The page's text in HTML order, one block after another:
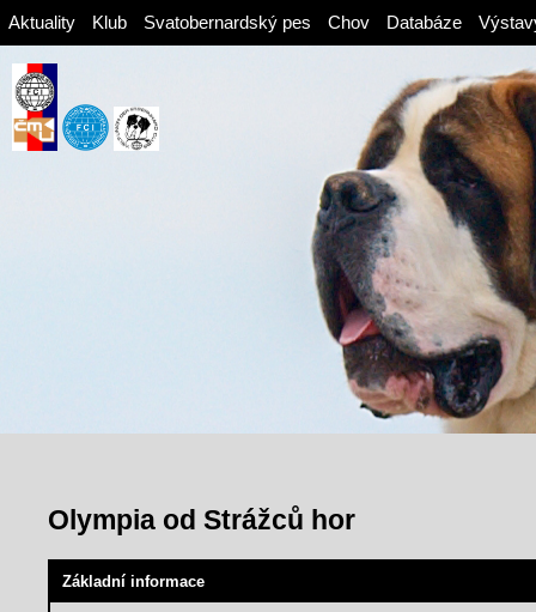
Aktuality Klub Svatobernardský pes Chov Databáze
Olympia od Strážců hor
Základní informace